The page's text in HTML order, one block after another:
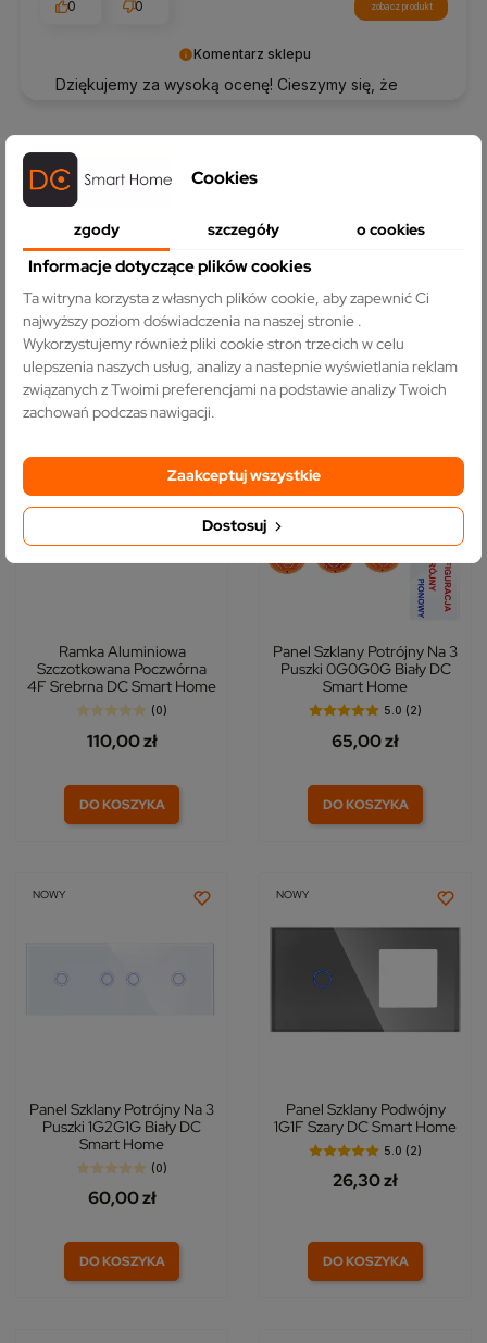
Komentarz sklepu
Dziękujemy za wysoką ocenę! Cieszymy się, że
0 0 zobacz produkt
Produkty z kategorii
Ramka Aluminiowa
Szczotkowana Poczwórna
4F Srebrna DC Smart Home
(0)
110,00 zł
DO KOSZYKA
Panel Szklany Potrójny Na 3
Puszki 0G0G0G Biały DC
Smart Home
5.0 (2)
65,00 zł
DO KOSZYKA
NOWY
Panel Szklany Potrójny Na 3
Puszki 1G2G1G Biały DC
Smart Home
(0)
60,00 zł
DO KOSZYKA
NOWY
Panel Szklany Podwójny
1G1F Szary DC Smart Home
5.0 (2)
26,30 zł
DO KOSZYKA
Cookies
zgody szczegóły o cookies
Informacje dotyczące plików cookies
Ta witryna korzysta z własnych plików cookie, aby zapewnić Ci
najwyższy poziom doświadczenia na naszej stronie .
Wykorzystujemy również pliki cookie stron trzecich w celu
ulepszenia naszych usług, analizy a nastepnie wyświetlania reklam
związanych z Twoimi preferencjami na podstawie analizy Twoich
zachowań podczas nawigacji.
Dostosuj
Zaakceptuj wszystkie